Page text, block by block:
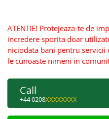
ATENTIE! Protejeaza-te de
incredere sporita doar
niciodata bani pentru servicii
le cunoaste nimeni in
Call
+44 0208XXXXXXXX